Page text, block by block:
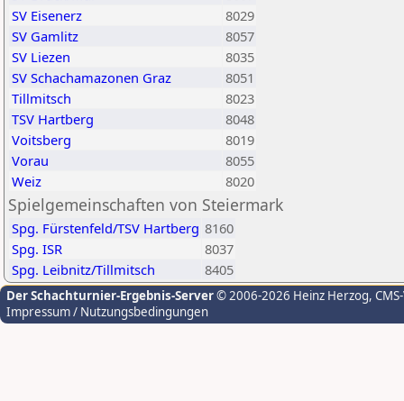
SV Eisenerz
8029
SV Gamlitz
8057
SV Liezen
8035
SV Schachamazonen Graz
8051
Tillmitsch
8023
TSV Hartberg
8048
Voitsberg
8019
Vorau
8055
Weiz
8020
Spielgemeinschaften von Steiermark
Spg. Fürstenfeld/TSV Hartberg 8160
Spg. ISR
8037
Spg. Leibnitz/Tillmitsch
8405
Der Schachturnier-Ergebnis-Server© 2006-2026 Heinz Herzog,
Impressum / Nutzungsbedingungen